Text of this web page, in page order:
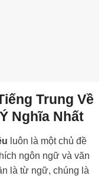
Trung Về
Nghĩa Nhất
luôn là một chủ đề
ngôn ngữ và văn
là từ ngữ, chúng là